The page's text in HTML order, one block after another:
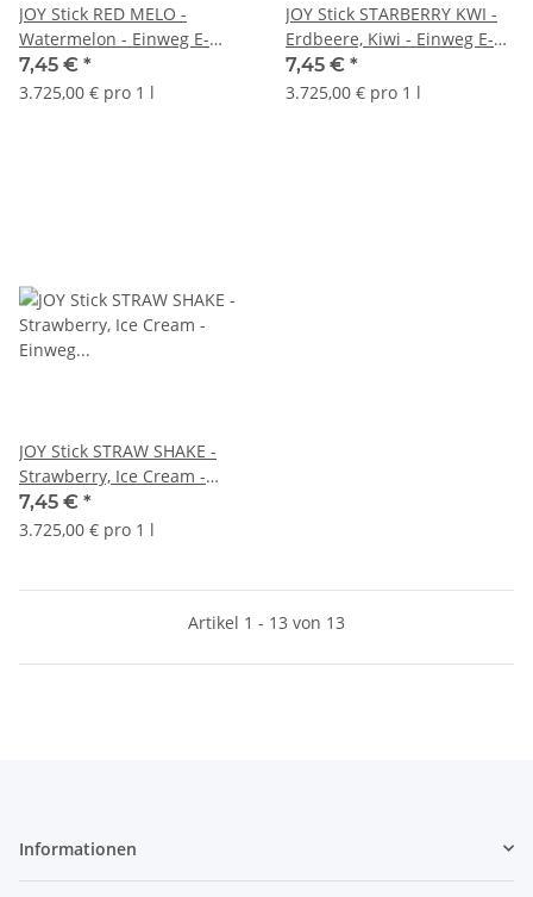
JOY Stick RED MELO -
Watermelon - Einweg E-
Zigarette, bis 600 Züge
7,45 € *
3.725,00 € pro 1 l
JOY Stick STARBERRY KWI -
Erdbeere, Kiwi - Einweg E-
Zigarette, bis 600 Züge
7,45 € *
3.725,00 € pro 1 l
JOY Stick STRAW SHAKE -
Strawberry, Ice Cream -
Einweg E-Zigarette, bis 600
Züge
7,45 € *
3.725,00 € pro 1 l
Artikel 1 - 13 von 13
Informationen